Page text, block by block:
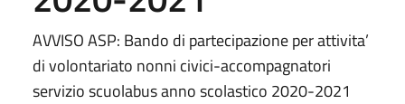
AVVISO ASP: Bando di partecipazione per attivita’
di volontariato nonni civici-accompagnatori
servizio scuolabus anno scolastico 2020-2021